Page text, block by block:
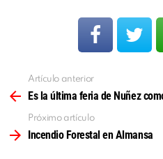
más
Artículo anterior
Es la última feria de Nuñez
Próximo artículo
Incendio Forestal en Almansa